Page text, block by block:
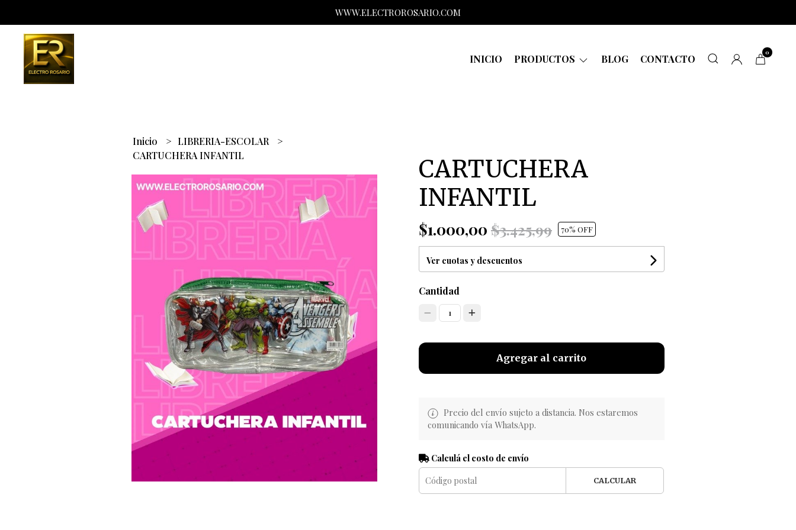
WWW.ELECTROROSARIO.COM
INICIO PRODUCTOS BLOG CONTACTO
0
Inicio
LIBRERIA-ESCOLAR
CARTUCHERA INFANTIL
CARTUCHERA
INFANTIL
$1.000,00 $3.425,99 70% OFF
Ver cuotas y descuentos
Cantidad
1
Agregar al carrito
Precio del envío sujeto a distancia. Nos estaremos
comunicando vía WhatsApp.
Calculá el costo de envío
CALCULAR